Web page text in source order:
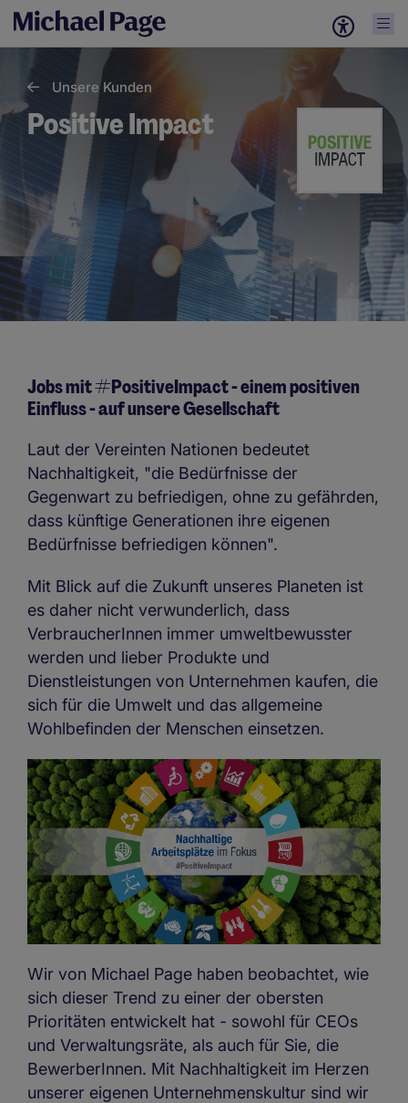
Unsere Kunden
Positive Impact
Jobs mit #PositiveImpact - einem positiven
Einfluss - auf unsere Gesellschaft
Laut der Vereinten Nationen bedeutet
Nachhaltigkeit, "die Bedürfnisse der
Gegenwart zu befriedigen, ohne zu gefährden,
dass künftige Generationen ihre eigenen
Bedürfnisse befriedigen können".
Mit Blick auf die Zukunft unseres Planeten ist
es daher nicht verwunderlich, dass
VerbraucherInnen immer umweltbewusster
werden und lieber Produkte und
Dienstleistungen von Unternehmen kaufen, die
sich für die Umwelt und das allgemeine
Wohlbefinden der Menschen einsetzen.
Wir von Michael Page haben beobachtet, wie
sich dieser Trend zu einer der obersten
Prioritäten entwickelt hat - sowohl für CEOs
und Verwaltungsräte, als auch für Sie, die
BewerberInnen. Mit Nachhaltigkeit im Herzen
unserer eigenen Unternehmenskultur sind wir